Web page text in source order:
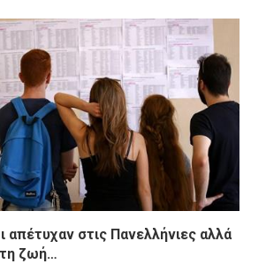
απέτυχαν στις Πανελλήνιες αλλά
ζωή…